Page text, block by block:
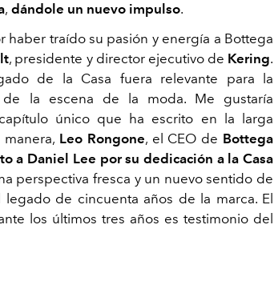
, dándole un nuevo impulso.
haber traído su pasión y energía a Bottega
, presidente y director ejecutivo de Kering.
de la Casa fuera relevante para la
la escena de la moda. Me gustaría
único que ha escrito en la larga
Leo Rongone, el CEO de Bottega
a Daniel Lee por su dedicación a la Casa
perspectiva fresca y un nuevo sentido de
de cincuenta años de la marca. El
los últimos tres años es testimonio del